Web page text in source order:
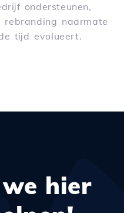
ondersteunen,
rebranding naarmate
tijd evolueert.
hier